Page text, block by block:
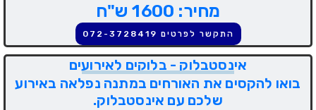
מחיר: 1600 ש"ח
התקשר לפרטים 072-3728419
אינסטבלוק - בלוקים לאירועים
בואו להקסים את האורחים במתנה נפלאה באירוע
שלכם עם אינסטבלוק.